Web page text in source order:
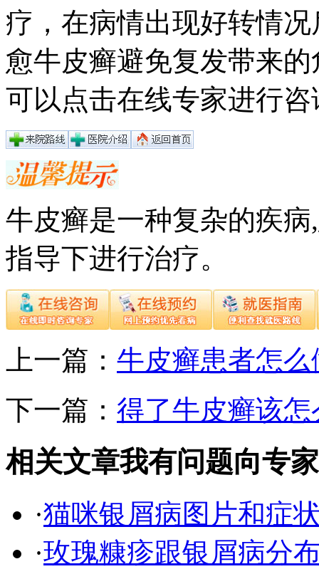
疗，在病情出现好转情
愈牛皮癣避免复发带来
可以点击在线专家进行
牛皮癣是一种复杂的疾
指导下进行治疗。
上一篇： 牛皮癣患者怎
下一篇： 得了牛皮癣该怎
相关文章我有问题向专
·猫咪银屑病图片和症
·玫瑰糠疹跟银屑病分